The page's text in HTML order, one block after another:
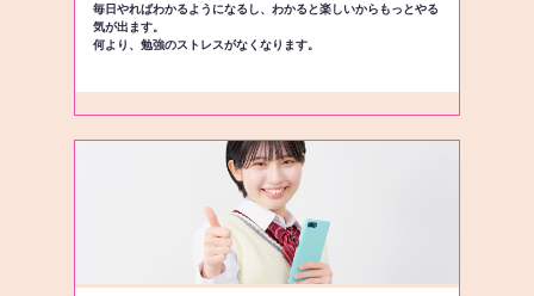
毎日やればわかるようになるし、わかると楽しいからもっとやる
気が出ます。
何より、勉強のストレスがなくなります。